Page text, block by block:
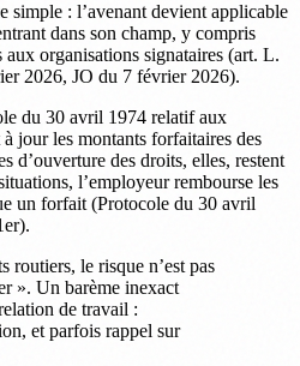
simple : l’avenant devient applicable
dans son champ, y compris
aux organisations signataires (art. L.
2026, JO du 7 février 2026).
du 30 avril 1974 relatif aux
jour les montants forfaitaires des
d’ouverture des droits, elles, restent
l’employeur rembourse les
un forfait (Protocole du 30 avril
routiers, le risque n’est pas
». Un barème inexact
de travail :
et parfois rappel sur